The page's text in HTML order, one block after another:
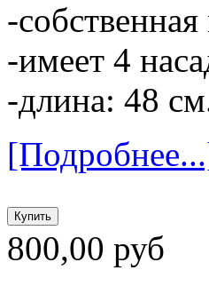
-
-имеет 4
-длина: 48
800,00 руб